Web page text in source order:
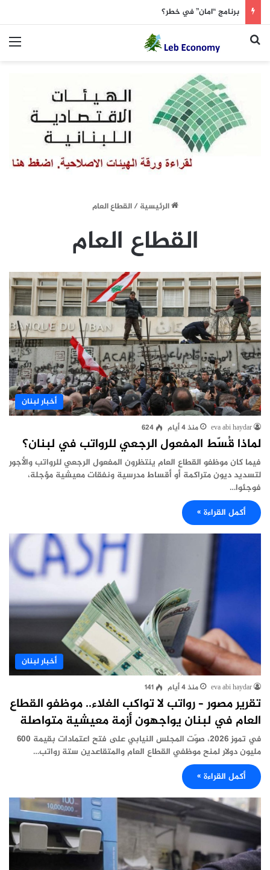
برنامج “امان” في خطر؟
بحث عن
الرئيسية / القطاع العام
القطاع العام
أخبار لبنان
eva abi haydar منذ 4 أيام 624
لماذا قُسّط المفعول الرجعي للرواتب في لبنان؟
فيما كان موظفو القطاع العام ينتظرون المفعول الرجعي للرواتب والأجور
لتسديد ديون متراكمة أو أقساط مدرسية ونفقات معيشية مؤجلة،
فوجئوا…
أكمل القراءة »
أخبار لبنان
eva abi haydar منذ 4 أيام 141
تقرير مصور – رواتب لا تواكب الغلاء.. موظفو القطاع
العام في لبنان يواجهون أزمة معيشية متواصلة
في تموز 2026، صوّت المجلس النيابي على فتح اعتمادات بقيمة 600
مليون دولار لمنح موظفي القطاع العام والمتقاعدين ستة رواتب…
أكمل القراءة »